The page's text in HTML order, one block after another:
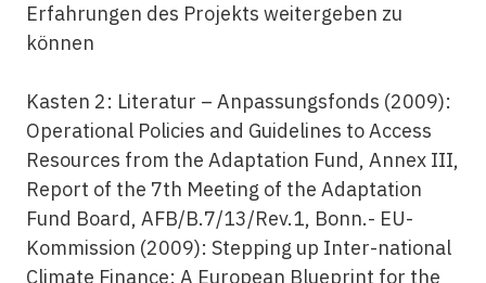
Erfahrungen des Projekts weitergeben zu
können
Kasten 2: Literatur – Anpassungsfonds (2009):
Operational Policies and Guidelines to Access
Resources from the Adaptation Fund, Annex III,
Report of the 7th Meeting of the Adaptation
Fund Board, AFB/B.7/13/Rev.1, Bonn.- EU-
Kommission (2009): Stepping up Inter-national
Climate Finance: A European Blueprint for the